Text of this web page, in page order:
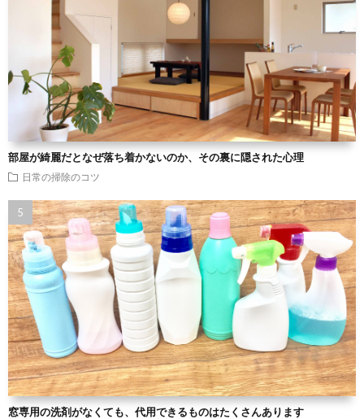
部屋が綺麗だとなぜ落ち着かないのか、その裏に隠された心理
日常の掃除のコツ
窓専用の洗剤がなくても、代用できるものはたくさんあります